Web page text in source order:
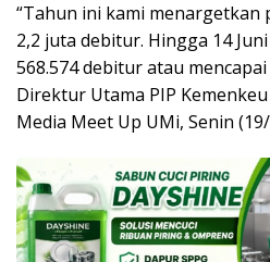
“Tahun ini kami menargetkan
2,2 juta debitur. Hingga 14
568.574 debitur atau
Direktur Utama PIP
Media Meet Up UMi, Senin